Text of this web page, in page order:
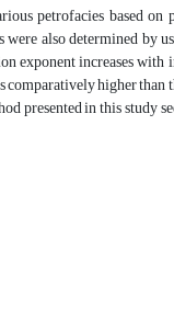
petrofacies based
also determined
exponent increases
higher than
presented in this study